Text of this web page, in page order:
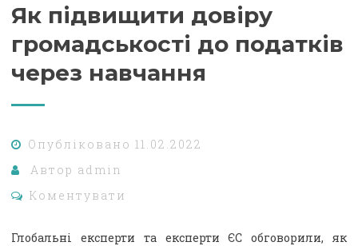
Як підвищити довіру
громадськості до податків
через навчання
Опубліковано 11.02.2022
Автор admin
Коментувати
Глобальні експерти та експерти ЄС обговорили, як